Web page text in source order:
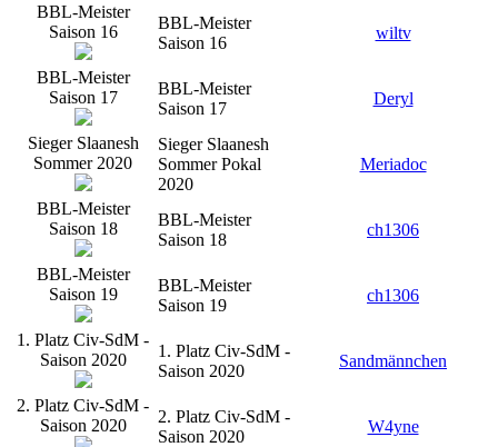
BBL-Meister
Saison 16
BBL-Meister
Saison 16
wiltv
BBL-Meister
Saison 17
BBL-Meister
Saison 17
Deryl
Sieger Slaanesh
Sommer 2020
Sieger Slaanesh
Sommer Pokal
2020
Meriadoc
BBL-Meister
Saison 18
BBL-Meister
Saison 18
ch1306
BBL-Meister
Saison 19
BBL-Meister
Saison 19
ch1306
1. Platz Civ-SdM -
Saison 2020
1. Platz Civ-SdM -
Saison 2020
Sandmännchen
2. Platz Civ-SdM -
Saison 2020
2. Platz Civ-SdM -
Saison 2020
W4yne